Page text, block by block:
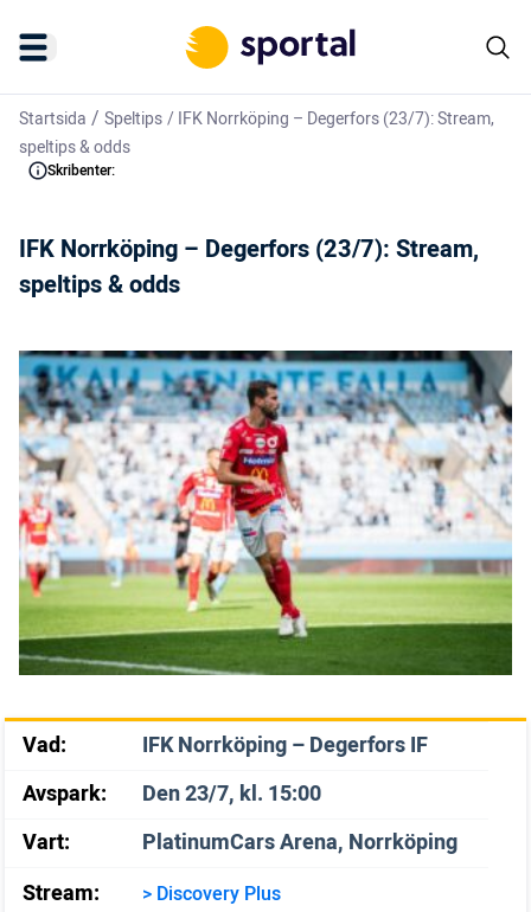
Startsida / Speltips/IFK Norrköping – Degerfors (23/7): Stream,
speltips & odds
Skribenter:
IFK Norrköping – Degerfors (23/7): Stream,
speltips & odds
Vad:
IFK Norrköping – Degerfors IF
Avspark:
Den 23/7, kl. 15:00
Vart:
PlatinumCars Arena, Norrköping
Stream:
> Discovery Plus